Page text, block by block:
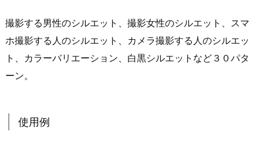
撮影する男性のシルエット、撮影女性のシルエット、スマ
ホ撮影する人のシルエット、カメラ撮影する人のシルエッ
ト、カラーバリエーション、白黒シルエットなど３０パタ
ーン。
使用例